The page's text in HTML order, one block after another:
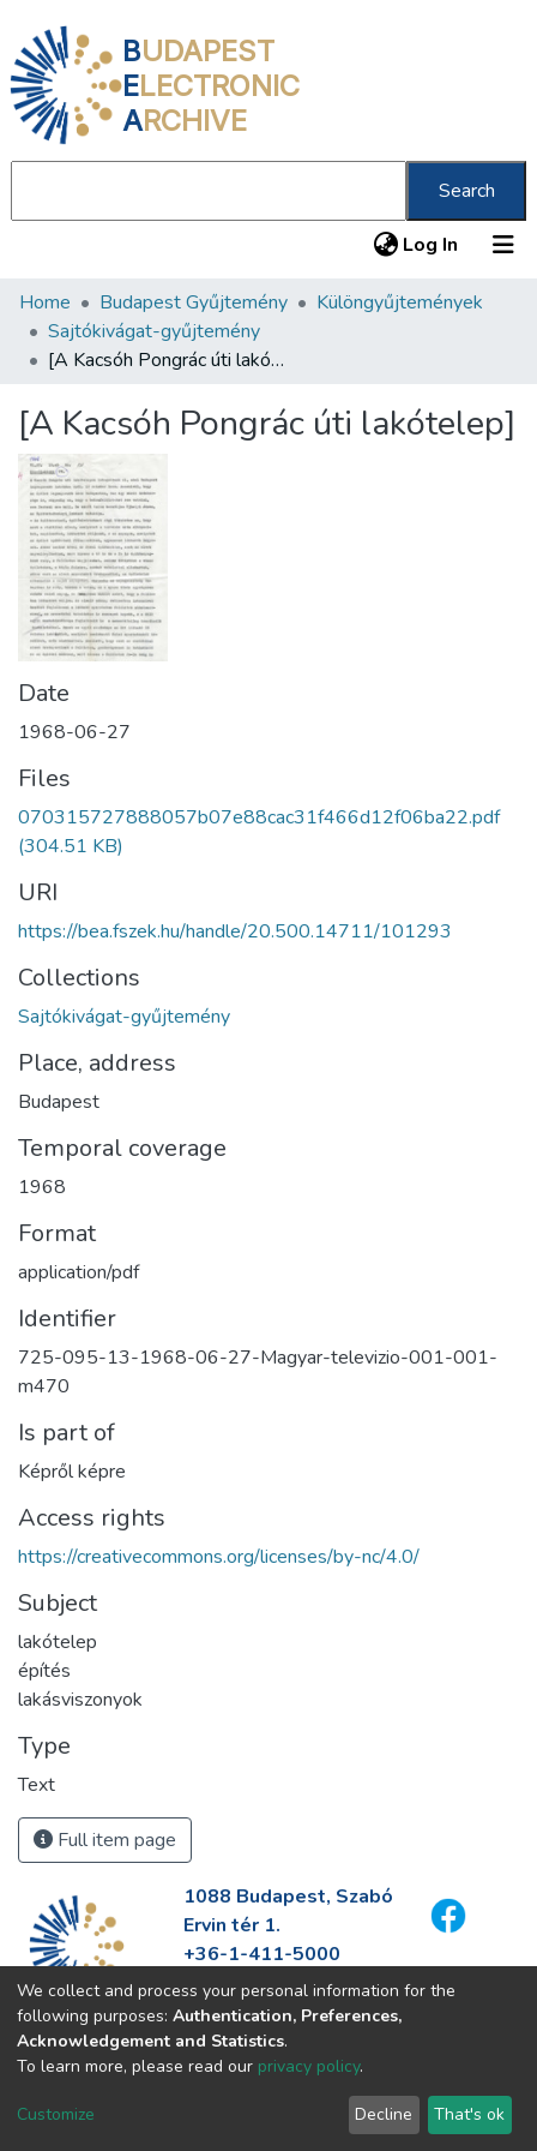
BUDAPEST
ELECTRONIC
ARCHIVE
Search
Log In (current)
Communities & Collections
All of DSpace
About us
Home Budapest Gyűjtemény
Különgyűjtemények
Sajtókivágat-gyűjtemény
[A Kacsóh Pongrác úti lakótelep]
[A Kacsóh Pongrác úti lakótelep]
Date
1968-06-27
Files
070315727888057b07e88cac31f466d12f06ba22.pdf
(304.51 KB)
URI
https://bea.fszek.hu/handle/20.500.14711/101293
Collections
Sajtókivágat-gyűjtemény
Place, address
Budapest
Temporal coverage
1968
Format
application/pdf
Identifier
725-095-13-1968-06-27-Magyar-televizio-001-001-
m470
Is part of
Képről képre
Access rights
https://creativecommons.org/licenses/by-nc/4.0/
Subject
lakótelep
építés
lakásviszonyok
Type
Text
Full item page
1088 Budapest, Szabó
Ervin tér 1.
+36-1-411-5000
info@fszek.hu
https://fszek.hu
We collect and process your personal information for the
following purposes: Authentication, Preferences,
Acknowledgement and Statistics.
To learn more, please read our privacy policy.
Customize Decline That's ok